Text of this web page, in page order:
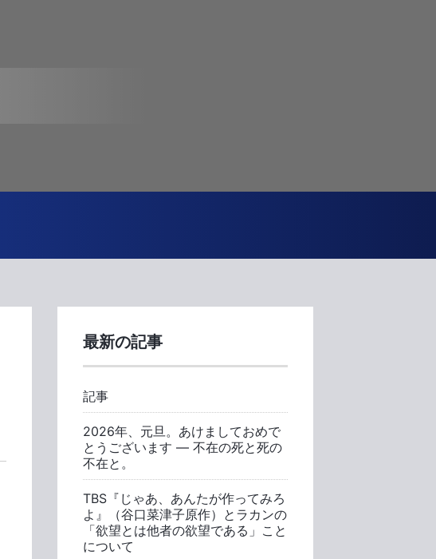
最新の記事
記事
2026年、元旦。あけましておめで
とうございます ― 不在の死と死の
不在と。
TBS『じゃあ、あんたが作ってみろ
よ』（谷口菜津子原作）とラカンの
「欲望とは他者の欲望である」こと
について